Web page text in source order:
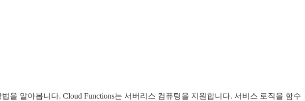
을 알아봅니다. Cloud Functions는 서버리스 컴퓨팅을 지원합니다. 서비스 로직을 함수